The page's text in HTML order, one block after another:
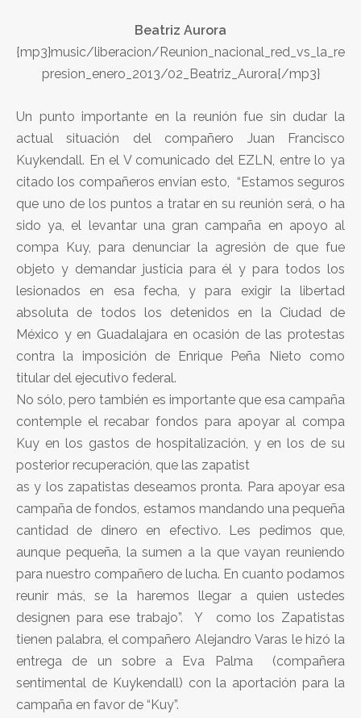
Beatriz Aurora
{mp3}music/liberacion/Reunion_nacional_red_vs_la_re
presion_enero_2013/02_Beatriz_Aurora{/mp3}
Un punto importante en la reunión fue sin dudar la
actual situación del compañero Juan Francisco
Kuykendall. En el V comunicado del EZLN, entre lo ya
citado los compañeros envian esto, “Estamos seguros
que uno de los puntos a tratar en su reunión será, o ha
sido ya, el levantar una gran campaña en apoyo al
compa Kuy, para denunciar la agresión de que fue
objeto y demandar justicia para él y para todos los
lesionados en esa fecha, y para exigir la libertad
absoluta de todos los detenidos en la Ciudad de
México y en Guadalajara en ocasión de las protestas
contra la imposición de Enrique Peña Nieto como
titular del ejecutivo federal.
No sólo, pero también es importante que esa campaña
contemple el recabar fondos para apoyar al compa
Kuy en los gastos de hospitalización, y en los de su
posterior recuperación, que las zapatist
as y los zapatistas deseamos pronta. Para apoyar esa
campaña de fondos, estamos mandando una pequeña
cantidad de dinero en efectivo. Les pedimos que,
aunque pequeña, la sumen a la que vayan reuniendo
para nuestro compañero de lucha. En cuanto podamos
reunir más, se la haremos llegar a quien ustedes
designen para ese trabajo”. Y como los Zapatistas
tienen palabra, el compañero Alejandro Varas le hizó la
entrega de un sobre a Eva Palma (compañera
sentimental de Kuykendall) con la aportación para la
campaña en favor de “Kuy”.